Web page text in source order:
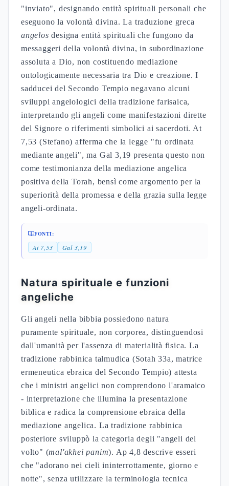
"inviato", designando entità spirituali personali che
eseguono la volontà divina. La traduzione greca
angelos designa entità spirituali che fungono da
messaggeri della volontà divina, in subordinazione
assoluta a Dio, non costituendo mediazione
ontologicamente necessaria tra Dio e creazione. I
sadducei del Secondo Tempio negavano alcuni
sviluppi angelologici della tradizione farisaica,
interpretando gli angeli come manifestazioni dirette
del Signore o riferimenti simbolici ai sacerdoti. At
7,53 (Stefano) afferma che la legge "fu ordinata
mediante angeli", ma Gal 3,19 presenta questo non
come testimonianza della mediazione angelica
positiva della Torah, bensì come argomento per la
superiorità della promessa e della grazia sulla legge
angeli-ordinata.
FONTI:
At 7,53 Gal 3,19
Natura spirituale e funzioni
angeliche
Gli angeli nella bibbia possiedono natura
puramente spirituale, non corporea, distinguendosi
dall'umanità per l'assenza di materialità fisica. La
tradizione rabbinica talmudica (Sotah 33a, matrice
ermeneutica ebraica del Secondo Tempio) attesta
che i ministri angelici non comprendono l'aramaico
- interpretazione che illumina la presentazione
biblica e radica la comprensione ebraica della
mediazione angelica. La tradizione rabbinica
posteriore sviluppò la categoria degli "angeli del
volto" (mal'akhei panim). Ap 4,8 descrive esseri
che "adorano nei cieli ininterrottamente, giorno e
notte", senza utilizzare la terminologia tecnica